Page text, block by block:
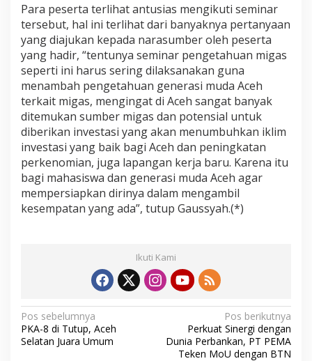
Para peserta terlihat antusias mengikuti seminar
tersebut, hal ini terlihat dari banyaknya pertanyaan
yang diajukan kepada narasumber oleh peserta
yang hadir, “tentunya seminar pengetahuan migas
seperti ini harus sering dilaksanakan guna
menambah pengetahuan generasi muda Aceh
terkait migas, mengingat di Aceh sangat banyak
ditemukan sumber migas dan potensial untuk
diberikan investasi yang akan menumbuhkan iklim
investasi yang baik bagi Aceh dan peningkatan
perkenomian, juga lapangan kerja baru. Karena itu
bagi mahasiswa dan generasi muda Aceh agar
mempersiapkan dirinya dalam mengambil
kesempatan yang ada”, tutup Gaussyah.(*)
Ikuti Kami
N
a
Pos sebelumnya
PKA-8 di Tutup, Aceh
Selatan Juara Umum
Pos berikutnya
Perkuat Sinergi dengan
Dunia Perbankan, PT PEMA
Teken MoU dengan BTN